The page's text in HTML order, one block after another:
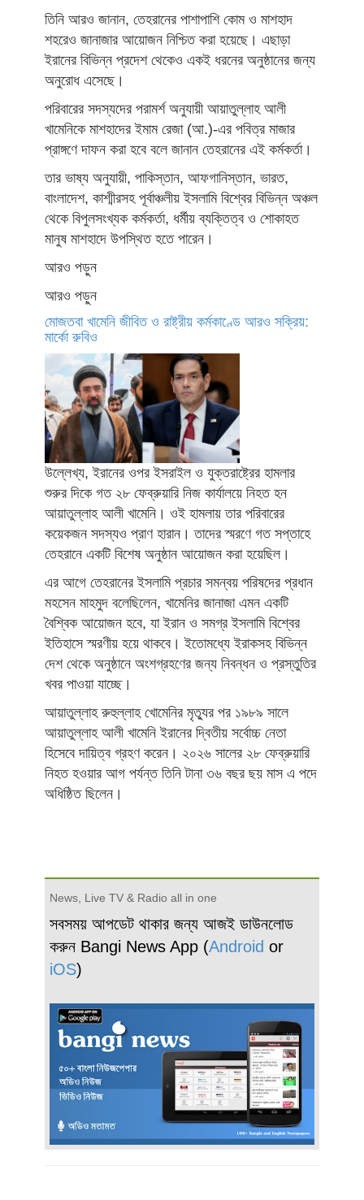
তিনি আরও জানান, তেহরানের পাশাপাশি কোম ও মাশহাদ
শহরেও জানাজার আয়োজন নিশ্চিত করা হয়েছে। এছাড়া
ইরানের বিভিন্ন প্রদেশ থেকেও একই ধরনের অনুষ্ঠানের জন্য
অনুরোধ এসেছে।
পরিবারের সদস্যদের পরামর্শ অনুযায়ী আয়াতুল্লাহ আলী
খামেনিকে মাশহাদের ইমাম রেজা (আ.)-এর পবিত্র মাজার
প্রাঙ্গণে দাফন করা হবে বলে জানান তেহরানের এই কর্মকর্তা।
তার ভাষ্য অনুযায়ী, পাকিস্তান, আফগানিস্তান, ভারত,
বাংলাদেশ, কাশ্মীরসহ পূর্বাঞ্চলীয় ইসলামি বিশ্বের বিভিন্ন অঞ্চল
থেকে বিপুলসংখ্যক কর্মকর্তা, ধর্মীয় ব্যক্তিত্ব ও শোকাহত
মানুষ মাশহাদে উপস্থিত হতে পারেন।
আরও পড়ুন
আরও পড়ুন
মোজতবা খামেনি জীবিত ও রাষ্ট্রীয় কর্মকাণ্ডে আরও সক্রিয়:
মার্কো রুবিও
উল্লেখ্য, ইরানের ওপর ইসরাইল ও যুক্তরাষ্ট্রের হামলার
শুরুর দিকে গত ২৮ ফেব্রুয়ারি নিজ কার্যালয়ে নিহত হন
আয়াতুল্লাহ আলী খামেনি। ওই হামলায় তার পরিবারের
কয়েকজন সদস্যও প্রাণ হারান। তাদের স্মরণে গত সপ্তাহে
তেহরানে একটি বিশেষ অনুষ্ঠান আয়োজন করা হয়েছিল।
এর আগে তেহরানের ইসলামি প্রচার সমন্বয় পরিষদের প্রধান
মহসেন মাহমুদ বলেছিলেন, খামেনির জানাজা এমন একটি
বৈশ্বিক আয়োজন হবে, যা ইরান ও সমগ্র ইসলামি বিশ্বের
ইতিহাসে স্মরণীয় হয়ে থাকবে। ইতোমধ্যে ইরাকসহ বিভিন্ন
দেশ থেকে অনুষ্ঠানে অংশগ্রহণের জন্য নিবন্ধন ও প্রস্তুতির
খবর পাওয়া যাচ্ছে।
আয়াতুল্লাহ রুহুল্লাহ খোমেনির মৃত্যুর পর ১৯৮৯ সালে
আয়াতুল্লাহ আলী খামেনি ইরানের দ্বিতীয় সর্বোচ্চ নেতা
হিসেবে দায়িত্ব গ্রহণ করেন। ২০২৬ সালের ২৮ ফেব্রুয়ারি
নিহত হওয়ার আগ পর্যন্ত তিনি টানা ৩৬ বছর ছয় মাস এ পদে
অধিষ্ঠিত ছিলেন।
News, Live TV & Radio all in one
সবসময় আপডেট থাকার জন্য আজই ডাউনলোড
করুন Bangi News App (Android or
iOS)